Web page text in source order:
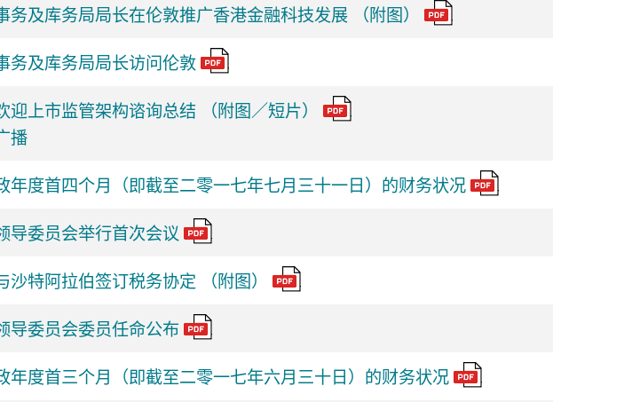
务及库务局局长在伦敦推广香港金融科技发展 （附图）
务及库务局局长访问伦敦
迎上市监管架构谘询总结 （附图／短片）
播
年度首四个月（即截至二零一七年七月三十一日）的财务状况
导委员会举行首次会议
沙特阿拉伯签订税务协定 （附图）
导委员会委员任命公布
年度首三个月（即截至二零一七年六月三十日）的财务状况